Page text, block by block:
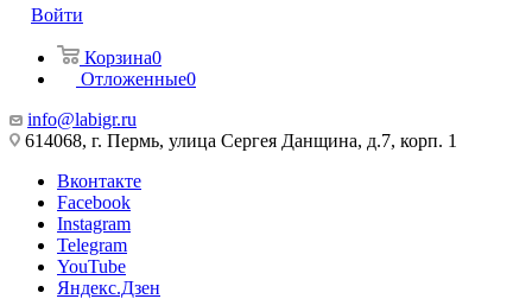
Войти
Корзина0
Отложенные0
info@labigr.ru
614068, г. Пермь, улица Сергея Данщина, д.7, корп. 1
Вконтакте
Facebook
Instagram
Telegram
YouTube
Яндекс.Дзен